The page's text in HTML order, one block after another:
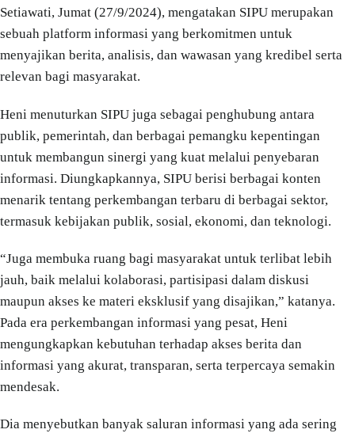
Setiawati, Jumat (27/9/2024), mengatakan SIPU merupakan
sebuah platform informasi yang berkomitmen untuk
menyajikan berita, analisis, dan wawasan yang kredibel serta
relevan bagi masyarakat.
Heni menuturkan SIPU juga sebagai penghubung antara
publik, pemerintah, dan berbagai pemangku kepentingan
untuk membangun sinergi yang kuat melalui penyebaran
informasi. Diungkapkannya, SIPU berisi berbagai konten
menarik tentang perkembangan terbaru di berbagai sektor,
termasuk kebijakan publik, sosial, ekonomi, dan teknologi.
“Juga membuka ruang bagi masyarakat untuk terlibat lebih
jauh, baik melalui kolaborasi, partisipasi dalam diskusi
maupun akses ke materi eksklusif yang disajikan,” katanya.
Pada era perkembangan informasi yang pesat, Heni
mengungkapkan kebutuhan terhadap akses berita dan
informasi yang akurat, transparan, serta terpercaya semakin
mendesak.
Dia menyebutkan banyak saluran informasi yang ada sering